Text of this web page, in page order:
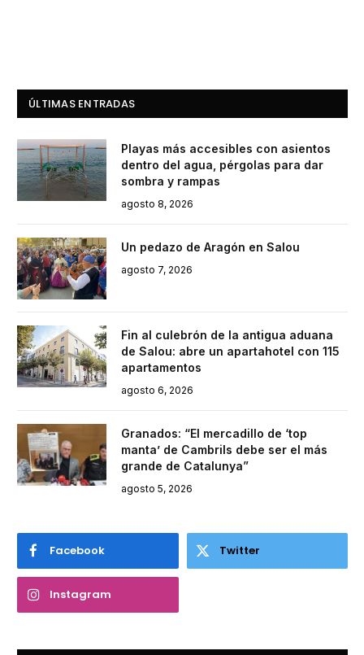
ÚLTIMAS ENTRADAS
Playas más accesibles con asientos
dentro del agua, pérgolas para dar
sombra y rampas
agosto 8, 2026
Un pedazo de Aragón en Salou
agosto 7, 2026
Fin al culebrón de la antigua aduana
de Salou: abre un apartahotel con 115
apartamentos
agosto 6, 2026
Granados: “El mercadillo de ‘top
manta’ de Cambrils debe ser el más
grande de Catalunya”
agosto 5, 2026
Facebook Twitter
Instagram